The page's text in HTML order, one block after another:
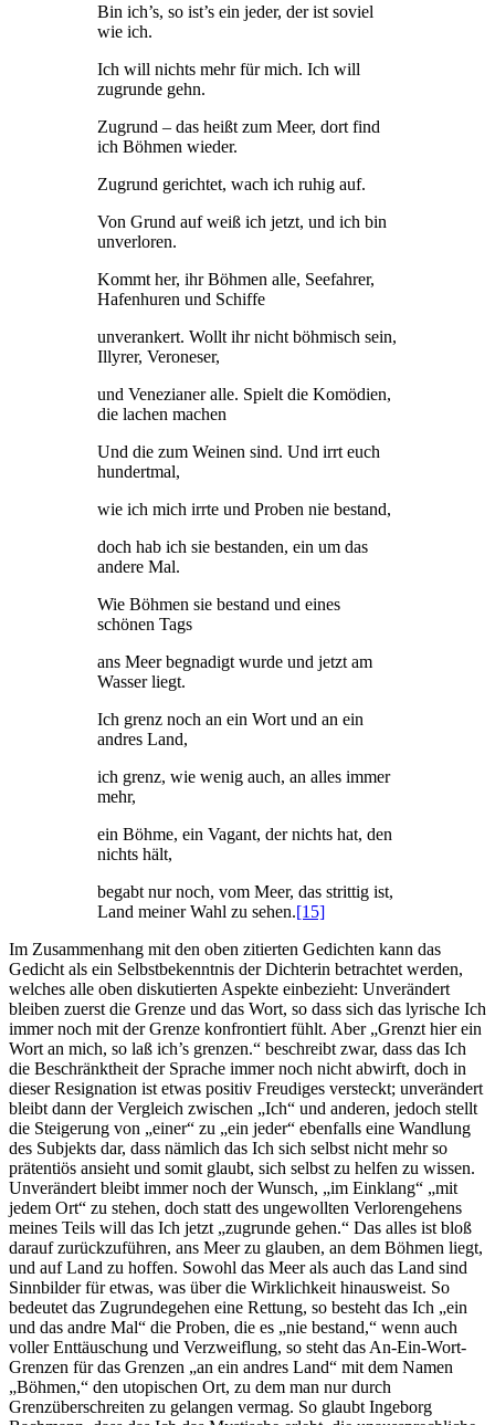
Bin ich’s, so ist’s ein jeder, der ist soviel
wie ich.
Ich will nichts mehr für mich. Ich will
zugrunde gehn.
Zugrund – das heißt zum Meer, dort find
ich Böhmen wieder.
Zugrund gerichtet, wach ich ruhig auf.
Von Grund auf weiß ich jetzt, und ich bin
unverloren.
Kommt her, ihr Böhmen alle, Seefahrer,
Hafenhuren und Schiffe
unverankert. Wollt ihr nicht böhmisch sein,
Illyrer, Veroneser,
und Venezianer alle. Spielt die Komödien,
die lachen machen
Und die zum Weinen sind. Und irrt euch
hundertmal,
wie ich mich irrte und Proben nie bestand,
doch hab ich sie bestanden, ein um das
andere Mal.
Wie Böhmen sie bestand und eines
schönen Tags
ans Meer begnadigt wurde und jetzt am
Wasser liegt.
Ich grenz noch an ein Wort und an ein
andres Land,
ich grenz, wie wenig auch, an alles immer
mehr,
ein Böhme, ein Vagant, der nichts hat, den
nichts hält,
begabt nur noch, vom Meer, das strittig ist,
Land meiner Wahl zu sehen.[15]
Im Zusammenhang mit den oben zitierten Gedichten kann das
Gedicht als ein Selbstbekenntnis der Dichterin betrachtet werden,
welches alle oben diskutierten Aspekte einbezieht: Unverändert
bleiben zuerst die Grenze und das Wort, so dass sich das lyrische Ich
immer noch mit der Grenze konfrontiert fühlt. Aber „Grenzt hier ein
Wort an mich, so laß ich’s grenzen.“ beschreibt zwar, dass das Ich
die Beschränktheit der Sprache immer noch nicht abwirft, doch in
dieser Resignation ist etwas positiv Freudiges versteckt; unverändert
bleibt dann der Vergleich zwischen „Ich“ und anderen, jedoch stellt
die Steigerung von „einer“ zu „ein jeder“ ebenfalls eine Wandlung
des Subjekts dar, dass nämlich das Ich sich selbst nicht mehr so
prätentiös ansieht und somit glaubt, sich selbst zu helfen zu wissen.
Unverändert bleibt immer noch der Wunsch, „im Einklang“ „mit
jedem Ort“ zu stehen, doch statt des ungewollten Verlorengehens
meines Teils will das Ich jetzt „zugrunde gehen.“ Das alles ist bloß
darauf zurückzuführen, ans Meer zu glauben, an dem Böhmen liegt,
und auf Land zu hoffen. Sowohl das Meer als auch das Land sind
Sinnbilder für etwas, was über die Wirklichkeit hinausweist. So
bedeutet das Zugrundegehen eine Rettung, so besteht das Ich „ein
und das andre Mal“ die Proben, die es „nie bestand,“ wenn auch
voller Enttäuschung und Verzweiflung, so steht das An-Ein-Wort-
Grenzen für das Grenzen „an ein andres Land“ mit dem Namen
„Böhmen,“ den utopischen Ort, zu dem man nur durch
Grenzüberschreiten zu gelangen vermag. So glaubt Ingeborg